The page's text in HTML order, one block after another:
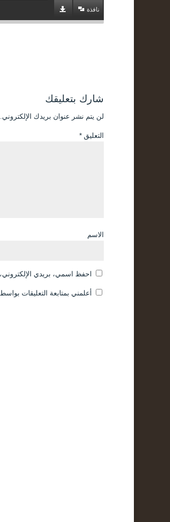
نافذة
شارك بتعليقك
لن يتم نشر عنوان بريدك الإلكتروني.
التعليق *
الاسم
احفظ اسمي، بريدي الإلكتروني،
أعلمني بمتابعة التعليقات